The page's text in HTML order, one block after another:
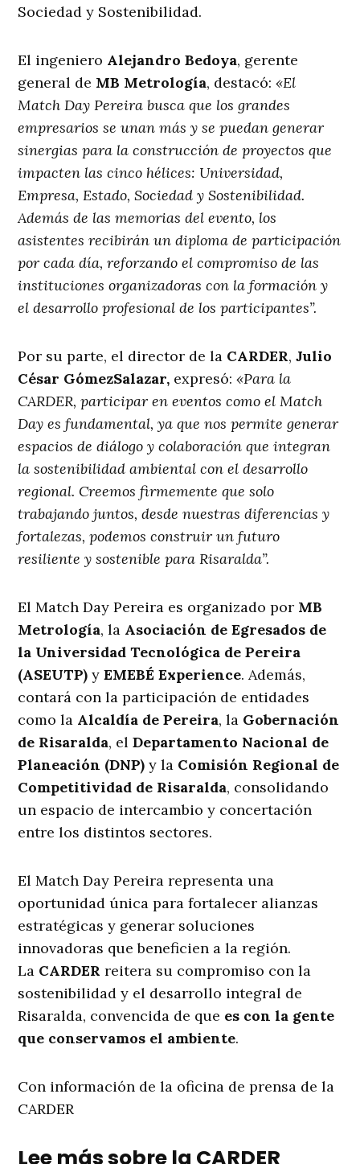
Sociedad y Sostenibilidad.
El ingeniero Alejandro Bedoya, gerente
general de MB Metrología, destacó:«El
Match Day Pereira busca que los grandes
empresarios se unan más y se puedan generar
sinergias para la construcción de proyectos que
impacten las cinco hélices: Universidad,
Empresa, Estado, Sociedad y Sostenibilidad.
Además de las memorias del evento, los
asistentes recibirán un diploma de participación
por cada día, reforzando el compromiso de las
instituciones organizadoras con la formación y
el desarrollo profesional de los participantes”.
Por su parte, el director de la CARDER,Julio
César GómezSalazar, expresó:«Para la
CARDER, participar en eventos como el Match
Day es fundamental, ya que nos permite generar
espacios de diálogo y colaboración que integran
la sostenibilidad ambiental con el desarrollo
regional. Creemos firmemente que solo
trabajando juntos, desde nuestras diferencias y
fortalezas, podemos construir un futuro
resiliente y sostenible para Risaralda”.
El Match Day Pereira es organizado por MB
Metrología, la Asociación de Egresados de
la Universidad Tecnológica de Pereira
(ASEUTP) yEMEBÉ Experience. Además,
contará con la participación de entidades
como la Alcaldía de Pereira, la Gobernación
de Risaralda, elDepartamento Nacional de
Planeación (DNP) y la Comisión Regional de
Competitividad de Risaralda, consolidando
un espacio de intercambio y concertación
entre los distintos sectores.
El Match Day Pereira representa una
oportunidad única para fortalecer alianzas
estratégicas y generar soluciones
innovadoras que beneficien a la región.
La CARDER reitera su compromiso con la
sostenibilidad y el desarrollo integral de
Risaralda, convencida de que es con la gente
que conservamos el ambiente.
Con información de la oficina de prensa de la
CARDER
Lee más sobre la CARDER